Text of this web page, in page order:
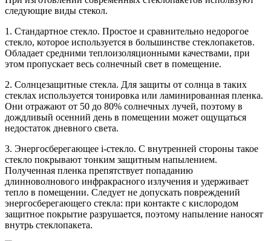
следующие виды стекол.
1. Стандартное стекло. Простое и сравнительно недорогое
стекло, которое используется в большинстве стеклопакетов.
Обладает средними теплоизоляционными качествами, при
этом пропускает весь солнечный свет в помещение.
2. Солнцезащитные стекла. Для защиты от солнца в таких
стеклах используется тонировка или ламинированная пленка.
Они отражают от 50 до 80% солнечных лучей, поэтому в
дождливый осенний день в помещении может ощущаться
недостаток дневного света.
3. Энергосберегающее i-стекло. С внутренней стороны такое
стекло покрывают тонким защитным напылением.
Полученная пленка препятствует попаданию
длинноволнового инфракрасного излучения и удерживает
тепло в помещении. Следует не допускать повреждений
энергосберегающего стекла: при контакте с кислородом
защитное покрытие разрушается, поэтому напыление наносят
внутрь стеклопакета.